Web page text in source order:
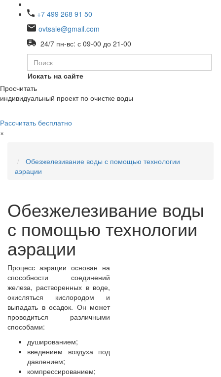
+7 499 268 91 50
ovtsale@gmail.com
24/7 пн-вс: с 09-00 до 21-00
Искать на сайте
Просчитать
индивидуальный проект по очистке воды
Рассчитать бесплатно
×
Обезжелезивание воды с помощью технологии
аэрации
Обезжелезивание воды
с помощью технологии
аэрации
Процесс аэрации основан на
способности соединений
железа, растворенных в воде,
окисляться кислородом и
выпадать в осадок. Он может
проводиться различными
способами:
душированием;
введением воздуха под
давлением;
компрессированием;